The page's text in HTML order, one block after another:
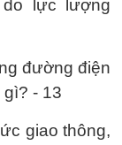
do lực lượng
giao thông,